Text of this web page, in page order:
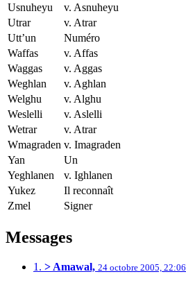
Usnuheyu
v. Asnuheyu
Utrar
v. Atrar
Utt’un
Numéro
Waffas
v. Affas
Waggas
v. Aggas
Weghlan
v. Aghlan
Welghu
v. Alghu
Weslelli
v. Aslelli
Wetrar
v. Atrar
Wmagraden v. Imagraden
Yan
Un
Yeghlanen
v. Ighlanen
Yukez
Il reconnaît
Zmel
Signer
Messages
1. > Amawal, 24 octobre 2005, 22:06